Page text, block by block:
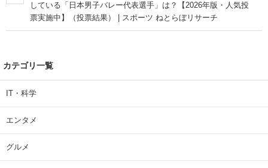
している「日本男子バレー代表選手」は？【2026年版・人気投
票実施中】（投票結果） | スポーツ ねとらぼリサーチ
カテゴリ一覧
IT・科学
エンタメ
グルメ